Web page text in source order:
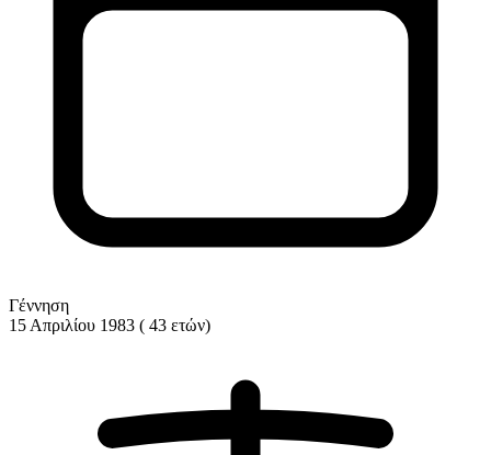
Γέννηση
15 Απριλίου 1983 ( 43 ετών)